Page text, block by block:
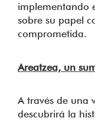
implementando
sobre su papel
comprometida.
Areatzea, un
A través de una
descubrirá la